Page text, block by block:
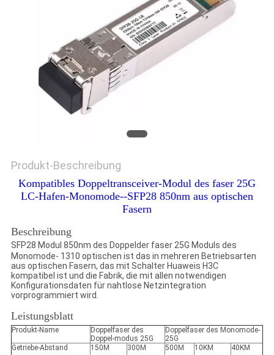
Produkt-Beschreibung
Kompatibles Doppeltransceiver-Modul des faser 25G
LC-Hafen-Monomode--SFP28 850nm aus optischen
Fasern
Beschreibung
SFP28 Modul 850nm des Doppelder faser 25G Moduls des
Monomode- 1310 optischen ist das in mehreren Betriebsarten
aus optischen Fasern, das mit Schalter Huaweis H3C
kompatibel ist und die Fabrik, die mit allen notwendigen
Konfigurationsdaten für nahtlose Netzintegration
vorprogrammiert wird.
Leistungsblatt
Produkt-Name
Doppelfaser des
Doppel-modus 25G
Doppelfaser des Monomode-
25G
Getriebe-Abstand
150M 300M 500M 10KM
40KM